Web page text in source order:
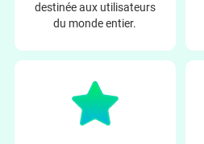
destinée aux utilisateurs
du monde entier.